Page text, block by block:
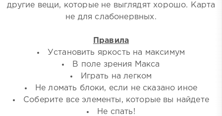
другие вещи, которые не выглядят хорошо. Карта
не для слабонервных.
Правила
Установить яркость на максимум
В поле зрения Макса
Играть на легком
Не ломать блоки, если не сказано иное
Соберите все элементы, которые вы найдете
Не спать!